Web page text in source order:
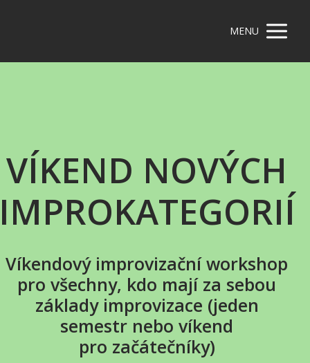
MENU
VÍKEND NOVÝCH
Víkendový improvizační workshop
pro všechny, kdo mají za sebou
základy improvizace (jeden
semestr nebo víkend
pro začátečníky)